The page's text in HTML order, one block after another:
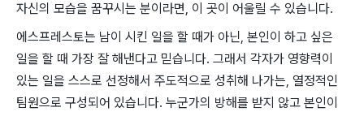
자신의 모습을 꿈꾸시는 분이라면, 이 곳이 어울릴 수 있습니다.
에스프레스토는 남이 시킨 일을 할 때가 아닌, 본인이 하고 싶은
일을 할 때 가장 잘 해낸다고 믿습니다. 그래서 각자가 영향력이
있는 일을 스스로 선정해서 주도적으로 성취해 나가는, 열정적인
팀원으로 구성되어 있습니다. 누군가의 방해를 받지 않고 본인이